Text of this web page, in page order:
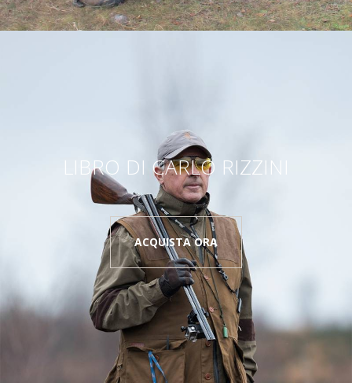
LIBRO DI CARLO RIZZINI
ACQUISTA ORA